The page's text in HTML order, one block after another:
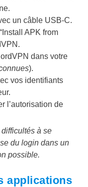
un câble USB-C.
APK from
dans votre
).
vos identifiants
l’autorisation de
à se
du login dans un
possible.
applications